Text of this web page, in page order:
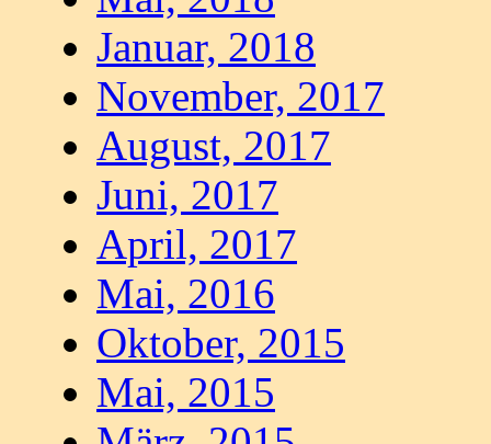
Januar, 2018
November, 2017
August, 2017
Juni, 2017
April, 2017
Mai, 2016
Oktober, 2015
Mai, 2015